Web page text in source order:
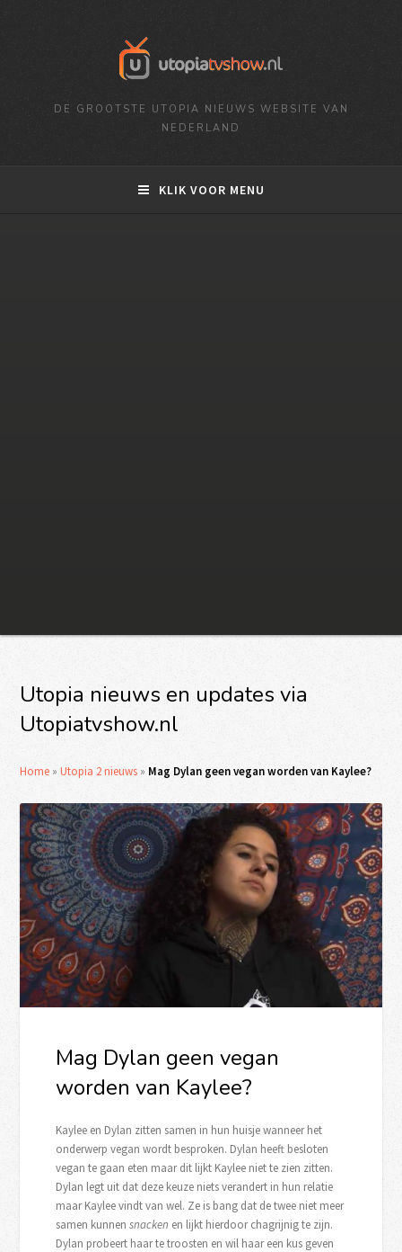
DE GROOTSTE UTOPIA NIEUWS WEBSITE VAN
NEDERLAND
KLIK VOOR MENU
Utopia nieuws en updates via
Utopiatvshow.nl
Home »Utopia 2 nieuws » Mag Dylan geen vegan worden van Kaylee?
Mag Dylan geen vegan
worden van Kaylee?
Kaylee en Dylan zitten samen in hun huisje wanneer het
onderwerp vegan wordt besproken. Dylan heeft besloten
vegan te gaan eten maar dit lijkt Kaylee niet te zien zitten.
Dylan legt uit dat deze keuze niets verandert in hun relatie
maar Kaylee vindt van wel. Ze is bang dat de twee niet meer
samen kunnensnacken en lijkt hierdoor chagrijnig te zijn.
Dylan probeert haar te troosten en wil haar een kus geven